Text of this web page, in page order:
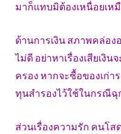
มาก็แทบมิต้องเหนื่อยเห
ด้านการเงิน สภาพคล่อง
ไม่ดี อย่าหาเรื่องเสียเงิ
ครอง หากจะซื้อของเก่า
ทุนสำรองไว้ใช้ในกรณีฉุ
ส่วนเรื่องความรัก คนโ